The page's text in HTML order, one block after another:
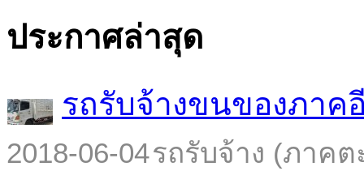
ประกาศล่าสุด
รถรับจ้างขนของภาค
2018-06-04รถรับจ้าง (ภาคต